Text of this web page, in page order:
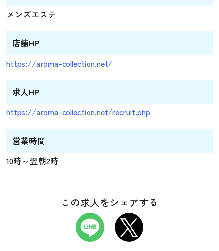
メンズエステ
店舗HP
https://aroma-collection.net/
求人HP
https://aroma-collection.net/recruit.php
営業時間
10時～翌朝2時
この求人をシェアする